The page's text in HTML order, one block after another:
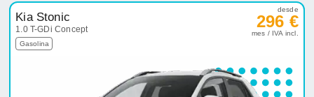
Kia Stonic
1.0 T-GDi Concept
Gasolina
desde
296 €
mes / IVA incl.